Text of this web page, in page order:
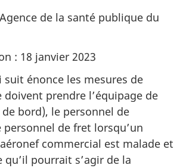
de la santé publique du
: 18 janvier 2023
suit énonce les mesures de
prendre l’équipage de
bord), le personnel de
de fret lorsqu’un
commercial est malade et
qu’il pourrait s’agir de la